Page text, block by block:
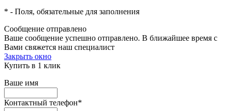
* - Поля, обязательные для заполнения
Сообщение отправлено
Ваше сообщение успешно отправлено. В ближайшее время с
Вами свяжется наш специалист
Закрыть окно
Купить в 1 клик
Ваше имя
Контактный телефон*